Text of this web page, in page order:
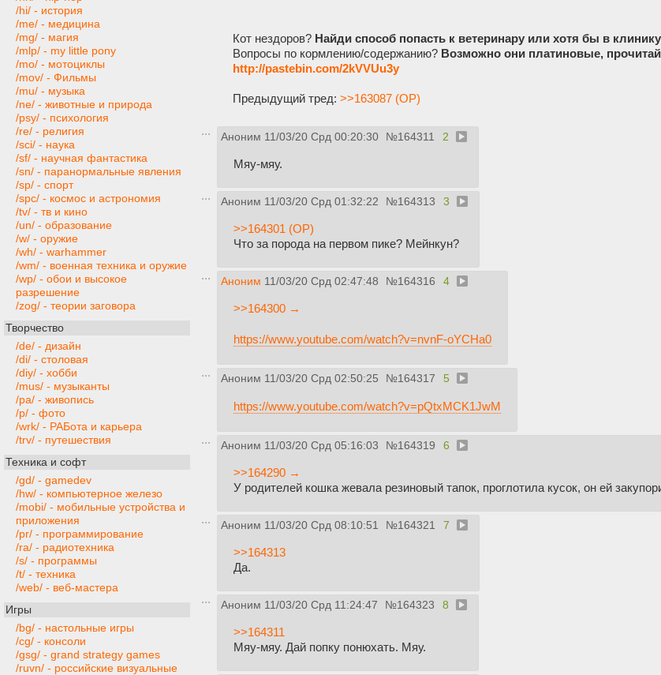
/hi/ - история
/me/ - медицина
/mg/ - магия
/mlp/ - my little pony
/mo/ - мотоциклы
/mov/ - Фильмы
/mu/ - музыка
/ne/ - животные и природа
/psy/ - психология
/re/ - религия
/sci/ - наука
/sf/ - научная фантастика
/sn/ - паранормальные явления
/sp/ - спорт
/spc/ - космос и астрономия
/tv/ - тв и кино
/un/ - образование
/w/ - оружие
/wh/ - warhammer
/wm/ - военная техника и оружие
/wp/ - обои и высокое
разрешение
/zog/ - теории заговора
Творчество
/de/ - дизайн
/di/ - столовая
/diy/ - хобби
/mus/ - музыканты
/pa/ - живопись
/p/ - фото
/wrk/ - РАБота и карьера
/trv/ - путешествия
Техника и софт
/gd/ - gamedev
/hw/ - компьютерное железо
/mobi/ - мобильные устройства и
приложения
/pr/ - программирование
/ra/ - радиотехника
/s/ - программы
/t/ - техника
/web/ - веб-мастера
Игры
/bg/ - настольные игры
/cg/ - консоли
/gsg/ - grand strategy games
/ruvn/ - российские визуальные
Кот нездоров? Найди способ попасть к ветеринару или хотя бы в
Вопросы по кормлению/содержанию? Возможно они платиновые,
http://pastebin.com/2kVVUu3y
Предыдущий тред: >>163087 (OP)
Аноним 11/03/20 Срд 00:20:30 №164311 2
Мяу-мяу.
Аноним 11/03/20 Срд 01:32:22 №164313 3
>>164301 (OP)
Что за порода на первом пике? Мейнкун?
Аноним 11/03/20 Срд 02:47:48 №164316 4
>>164300 →
https://www.youtube.com/watch?v=nvnF-oYCHa0
Аноним 11/03/20 Срд 02:50:25 №164317 5
https://www.youtube.com/watch?v=pQtxMCK1JwM
Аноним 11/03/20 Срд 05:16:03 №164319 6
>>164290 →
У родителей кошка жевала резиновый тапок, проглотила кусок, он ей
Аноним 11/03/20 Срд 08:10:51 №164321 7
>>164313
Да.
Аноним 11/03/20 Срд 11:24:47 №164323 8
>>164311
Мяу-мяу. Дай попку понюхать. Мяу.